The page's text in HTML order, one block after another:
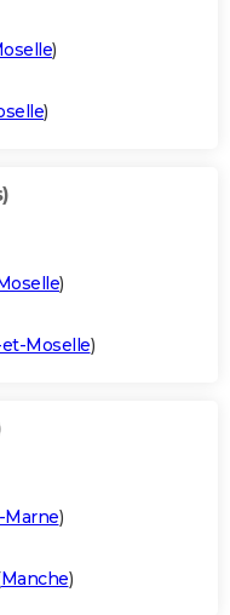
)
)
)
Moselle)
Marne)
Manche)